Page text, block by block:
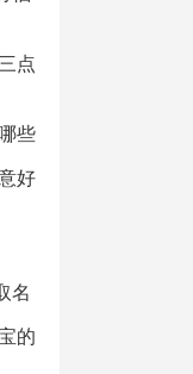
点
些
好
名
的